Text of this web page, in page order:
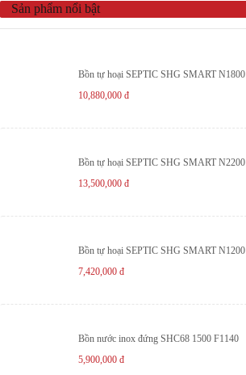
Sản phẩm nổi bật
Bồn tự hoại SEPTIC SHG SMART N1800
10,880,000đ
Bồn tự hoại SEPTIC SHG SMART N2200
13,500,000đ
Bồn tự hoại SEPTIC SHG SMART N1200
7,420,000đ
Bồn nước inox đứng SHC68 1500 F1140
5,900,000đ